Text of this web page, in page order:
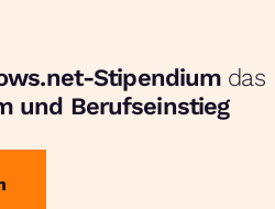
Stipendium das
und Berufseinstieg